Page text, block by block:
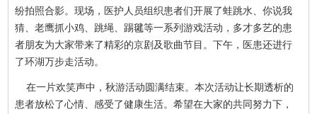
纷拍照合影。现场，医护人员组织患者们开展了蛙跳水、你说我
猜、老鹰抓小鸡、跳绳、踢毽等一系列游戏活动，多才多艺的患
者朋友为大家带来了精彩的京剧及歌曲节目。下午，医患还进行
了环湖万步走活动。
在一片欢笑声中，秋游活动圆满结束。本次活动让长期透析的
患者放松了心情、感受了健康生活。希望在大家的共同努力下，